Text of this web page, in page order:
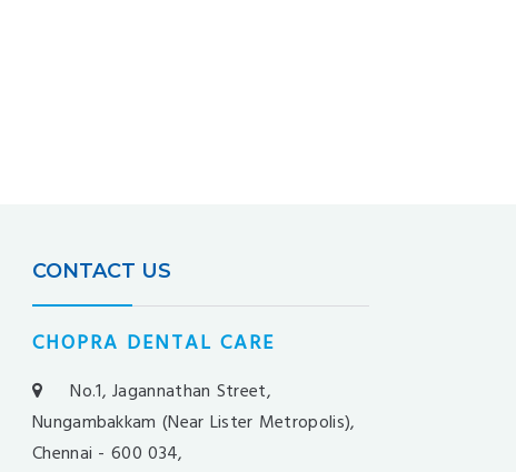
CONTACT US
CHOPRA DENTAL CARE
No.1, Jagannathan Street,
Nungambakkam (Near Lister Metropolis),
Chennai - 600 034,